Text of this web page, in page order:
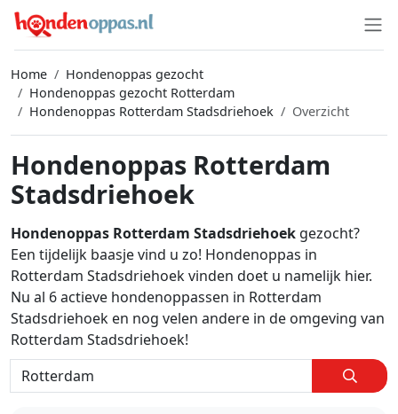
Home
Hondenoppas gezocht
Hondenoppas gezocht Rotterdam
Hondenoppas Rotterdam Stadsdriehoek
Overzicht
Hondenoppas Rotterdam
Stadsdriehoek
Hondenoppas Rotterdam Stadsdriehoek gezocht?
Een tijdelijk baasje vind u zo! Hondenoppas in
Rotterdam Stadsdriehoek vinden doet u namelijk hier.
Nu al 6 actieve hondenoppassen in Rotterdam
Stadsdriehoek en nog velen andere in de omgeving van
Rotterdam Stadsdriehoek!